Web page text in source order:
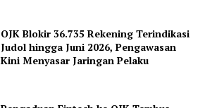
OJK Blokir 36.735 Rekening Terindikasi
Judol hingga Juni 2026, Pengawasan
Kini Menyasar Jaringan Pelaku